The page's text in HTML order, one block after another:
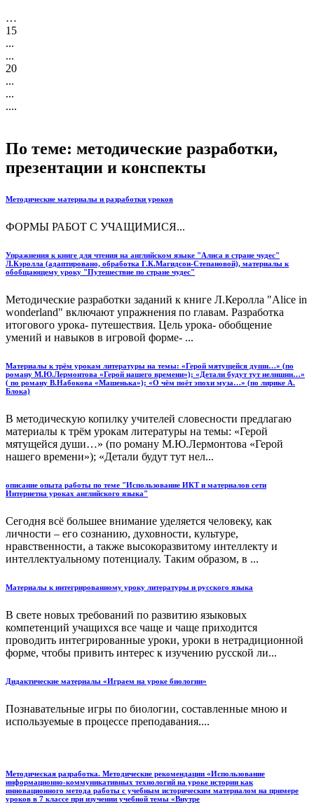
…
15
...
...
20
...
...
....
По теме: методические разработки,
презентации и конспекты
Методические материалы и разработки уроков
ФОРМЫ РАБОТ С УЧАЩИМИСЯ...
Упражнения к книге для чтения на английском языке "Алиса в стране чудес"
Л.Кэролла (адаптировано, обработка Г.К.Магидсон-Степановой), материалы к
обобщающему уроку "Путешествие по стране чудес"
Методические разработки заданий к книге Л.Керолла "Alice in
wonderland" включают упражнения по главам. Разработка
итогового урока- путешествия. Цель урока- обобщение
умений и навыков в игровой форме- ...
Материалы к трём урокам литературы на темы: «Герой мятущейся души…» (по
роману М.Ю.Лермонтова «Герой нашего времени»); «Детали будут тут нелишни…»
( по роману В.Набокова «Машенька»); «О чём поёт эпохи муза…» (по лирике А.
Блока)
В методическую копилку учителей словесности предлагаю
материалы к трём урокам литературы на темы: «Герой
мятущейся души…» (по роману М.Ю.Лермонтова «Герой
нашего времени»); «Детали будут тут нел...
описание опыта работы по теме "Использование ИКТ и материалов сети
Интернетна уроках английского языка"
Сегодня всё большее внимание уделяется человеку, как
личности – его сознанию, духовности, культуре,
нравственности, а также высокоразвитому интеллекту и
интеллектуальному потенциалу. Таким образом, в ...
Материалы к интегрированному уроку литературы и русского языка
В свете новых требований по развитию языковых
компетенций учащихся все чаще и чаще приходится
проводить интегрированные уроки, уроки в нетрадиционной
форме, чтобы привить интерес к изучению русской ли...
Дидактические материалы «Играем на уроке биологии»
Познавательные игры по биологии, составленные мною и
используемые в процессе преподавания....
Методическая разработка. Методические рекомендации «Использование
информационно-коммуникативных технологий на уроке истории как
инновационного метода работы с учебным историческим материалом на примере
уроков в 7 классе при изучении учебной темы «Внутре